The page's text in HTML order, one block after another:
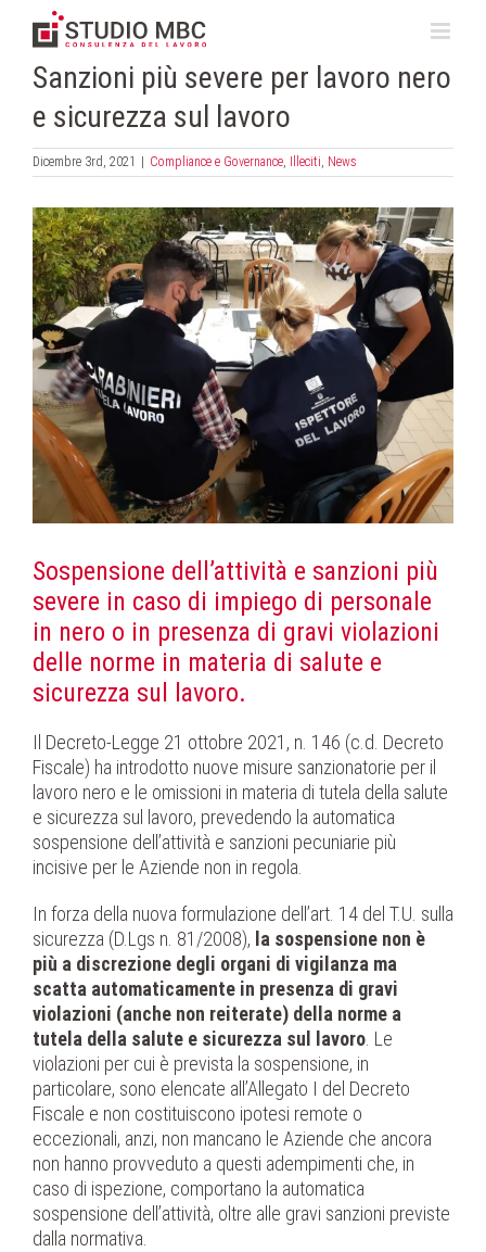
contenutoSanzioni più severe per lavoro nero
e sicurezza sul lavoro
Dicembre 3rd, 2021 Compliance e Governance, Illeciti, News
Ingrandisci
immagine
Sospensione dell’attività e sanzioni più
severe in caso di impiego di personale
in nero o in presenza di gravi violazioni
delle norme in materia di salute e
sicurezza sul lavoro.
Il Decreto-Legge 21 ottobre 2021, n. 146 (c.d. Decreto
Fiscale) ha introdotto nuove misure sanzionatorie per il
lavoro nero e le omissioni in materia di tutela della salute
e sicurezza sul lavoro, prevedendo la automatica
sospensione dell’attività e sanzioni pecuniarie più
incisive per le Aziende non in regola.
In forza della nuova formulazione dell’art. 14 del T.U. sulla
sicurezza (D.Lgs n. 81/2008), la sospensione non è
più a discrezione degli organi di vigilanza ma
scatta automaticamente in presenza di gravi
violazioni (anche non reiterate) della norme a
tutela della salute e sicurezza sul lavoro. Le
violazioni per cui è prevista la sospensione, in
particolare, sono elencate all’Allegato I del Decreto
Fiscale e non costituiscono ipotesi remote o
eccezionali, anzi, non mancano le Aziende che ancora
non hanno provveduto a questi adempimenti che, in
caso di ispezione, comportano la automatica
sospensione dell’attività, oltre alle gravi sanzioni previste
dalla normativa.